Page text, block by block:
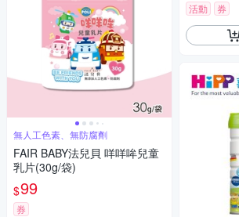
無人工色素、無防腐劑
FAIR BABY法兒貝 咩咩哞兒童
乳片(30g/袋)
$99
券
活動 券